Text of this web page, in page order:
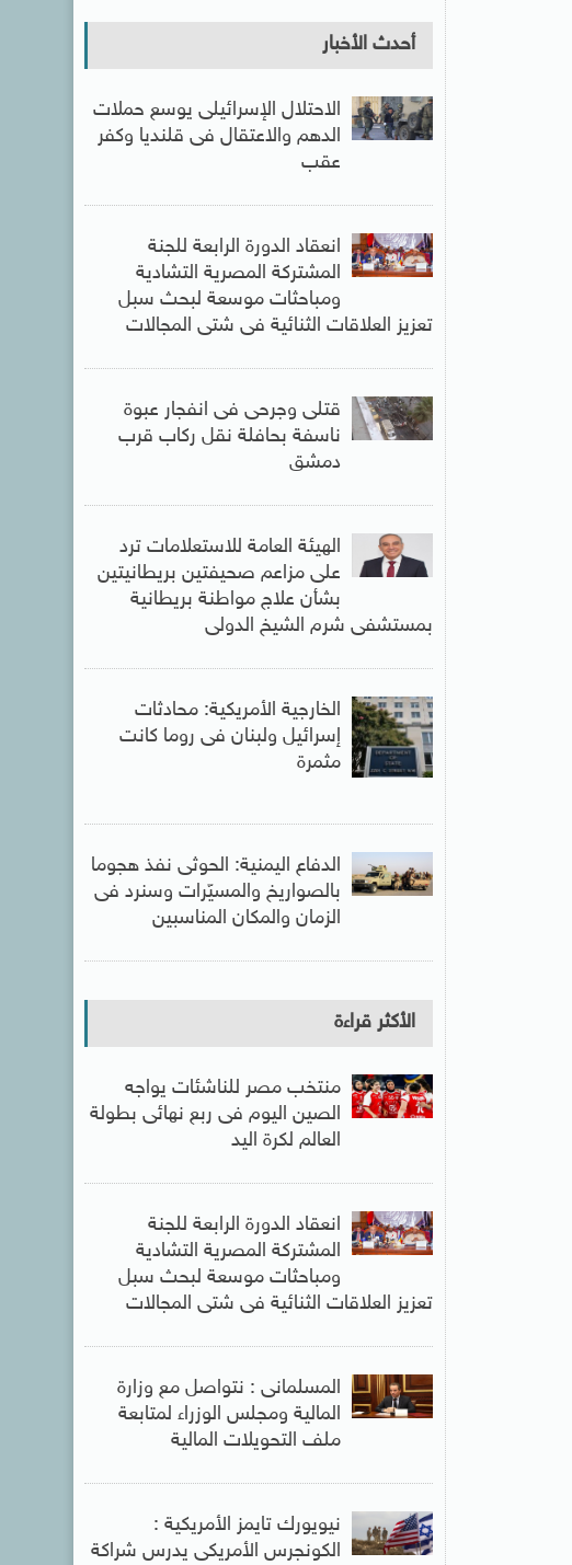
أحدث الأخبار
الاحتلال الإسرائيلى يوسع حملات
الدهم والاعتقال فى قلنديا وكفر
عقب
انعقاد الدورة الرابعة للجنة
المشتركة المصرية التشادية
ومباحثات موسعة لبحث سبل
تعزيز العلاقات الثنائية فى شتى المجالات
قتلى وجرحى فى انفجار عبوة
ناسفة بحافلة نقل ركاب قرب
دمشق
الهيئة العامة للاستعلامات ترد
على مزاعم صحيفتين بريطانيتين
بشأن علاج مواطنة بريطانية
بمستشفى شرم الشيخ الدولى
الخارجية الأمريكية: محادثات
إسرائيل ولبنان فى روما كانت
مثمرة
الدفاع اليمنية: الحوثى نفذ هجوما
بالصواريخ والمسيّرات وسنرد فى
الزمان والمكان المناسبين
الأكثر قراءة
منتخب مصر للناشئات يواجه
الصين اليوم فى ربع نهائى بطولة
العالم لكرة اليد
انعقاد الدورة الرابعة للجنة
المشتركة المصرية التشادية
ومباحثات موسعة لبحث سبل
تعزيز العلاقات الثنائية فى شتى المجالات
المسلمانى : نتواصل مع وزارة
المالية ومجلس الوزراء لمتابعة
ملف التحويلات المالية
نيويورك تايمز الأمريكية :
الكونجرس الأمريكى يدرس شراكة